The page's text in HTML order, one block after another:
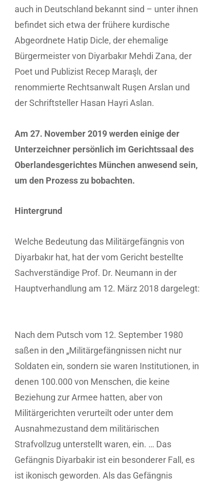
auch in Deutschland bekannt sind – unter ihnen
befindet sich etwa der frühere kurdische
Abgeordnete Hatip Dicle, der ehemalige
Bürgermeister von Diyarbakır Mehdi Zana, der
Poet und Publizist Recep Maraşlı, der
renommierte Rechtsanwalt Ruşen Arslan und
der Schriftsteller Hasan Hayri Aslan.
Am 27. November 2019 werden einige der
Unterzeichner persönlich im Gerichtssaal des
Oberlandesgerichtes München anwesend sein,
um den Prozess zu bobachten.
Hintergrund
Welche Bedeutung das Militärgefängnis von
Diyarbakır hat, hat der vom Gericht bestellte
Sachverständige Prof. Dr. Neumann in der
Hauptverhandlung am 12. März 2018 dargelegt:
Nach dem Putsch vom 12. September 1980
saßen in den „Militärgefängnissen nicht nur
Soldaten ein, sondern sie waren Institutionen, in
denen 100.000 von Menschen, die keine
Beziehung zur Armee hatten, aber von
Militärgerichten verurteilt oder unter dem
Ausnahmezustand dem militärischen
Strafvollzug unterstellt waren, ein. … Das
Gefängnis Diyarbakir ist ein besonderer Fall, es
ist ikonisch geworden. Als das Gefängnis